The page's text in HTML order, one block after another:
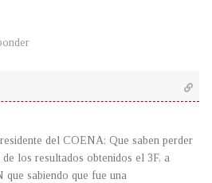
del COENA: Que saben perder
los resultados obtenidos el 3F, a
sabiendo que fue una